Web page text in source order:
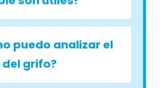
puedo analizar el
grifo?